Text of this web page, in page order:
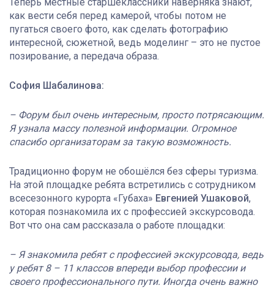
как вести себя перед камерой, чтобы потом не
пугаться своего фото, как сделать фотографию
интересной, сюжетной, ведь моделинг – это не пустое
позирование, а передача образа.
София Шабалинова:
– Форум был очень интересным, просто потрясающим.
Я узнала массу полезной информации. Огромное
спасибо организаторам за такую возможность.
Традиционно форум не обошёлся без сферы туризма.
На этой площадке ребята встретились с сотрудником
всесезонного курорта «Губаха» Евгенией Ушаковой,
которая познакомила их с профессией экскурсовода.
Вот что она сам рассказала о работе площадки:
– Я знакомила ребят с профессией экскурсовода, ведь
у ребят 8 – 11 классов впереди выбор профессии и
своего профессионального пути. Иногда очень важно